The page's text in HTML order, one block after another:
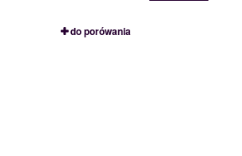
do porówania